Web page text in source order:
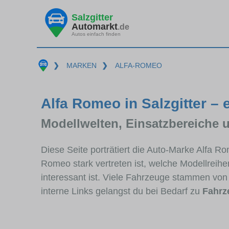
Salzgitter
Automarkt.de
Autos einfach finden
❯ MARKEN ❯ ALFA-ROMEO
Alfa Romeo in Salzgitter –
Modellwelten, Einsatzbereiche
Diese Seite porträtiert die Auto-Marke Alfa
Romeo stark vertreten ist, welche
interessant ist. Viele Fahrzeuge stammen
interne Links gelangst du bei Bedarf zu